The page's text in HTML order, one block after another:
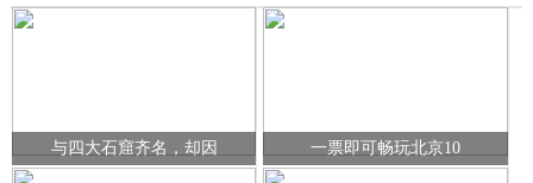
与四大石窟齐名，却因 一票即可畅玩北京10